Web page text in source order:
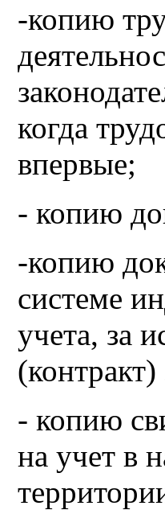
-копию
когда
впервые;
- копию
-копию
системе
учета, за
- копию
на учет в